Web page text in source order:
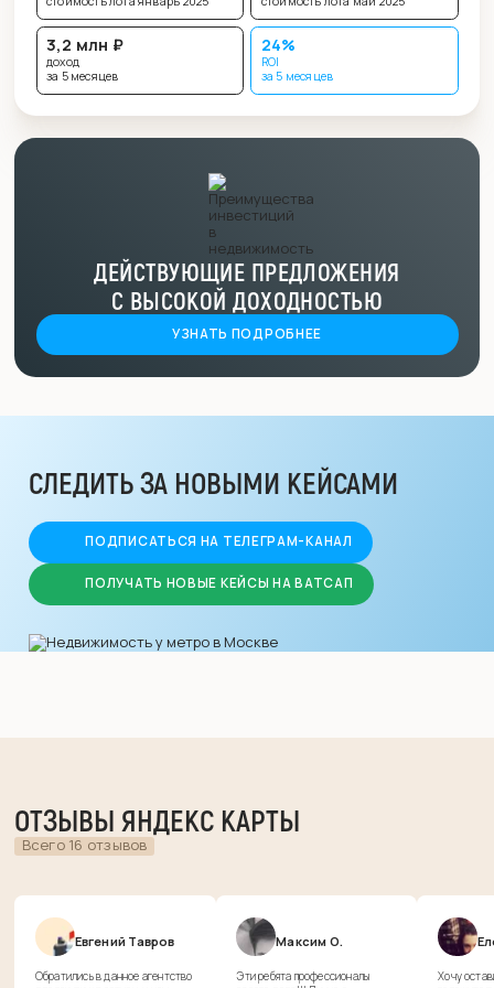
3,2 млн ₽
доход
за 5 месяцев
24%
ROI
за 5 месяцев
ДЕЙСТВУЮЩИЕ ПРЕДЛОЖЕНИЯ
С ВЫСОКОЙ ДОХОДНОСТЬЮ
УЗНАТЬ ПОДРОБНЕЕ
СЛЕДИТЬ ЗА НОВЫМИ КЕЙСАМИ
ПОДПИСАТЬСЯ НА ТЕЛЕГРАМ-КАНАЛ
ПОЛУЧАТЬ НОВЫЕ КЕЙСЫ НА ВАТСАП
ОТЗЫВЫ ЯНДЕКС КАРТЫ
Всего 16 отзывов
Евгений Тавров
Обратились в данное агентство
Максим О.
Эти ребята профессионалы
Хочу